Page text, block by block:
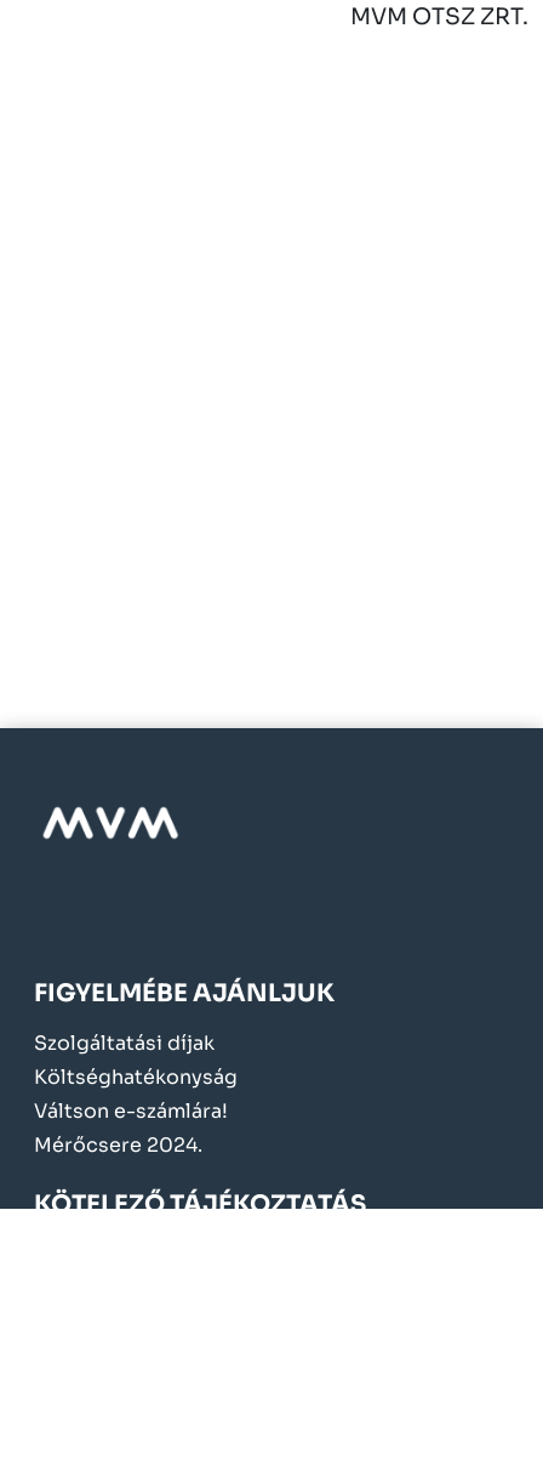
MVM OTSZ ZRT.
FIGYELMÉBE AJÁNLJUK
Szolgáltatási díjak
Költséghatékonyság
Váltson e-számlára!
Mérőcsere 2024.
KÖTELEZŐ TÁJÉKOZTATÁS